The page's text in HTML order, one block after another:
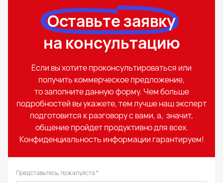
Оставьте заявку
на консультацию
Если вы хотите проконсультироваться или
получить коммерческое предложение,
то заполните данную форму. Чем больше
подробностей вы укажете, тем лучше наш эксперт
подготовится к разговору с вами, а, значит,
общение пройдет продуктивно для всех.
Конфиденциальность информации гарантируем!
Представьтесь, пожалуйста